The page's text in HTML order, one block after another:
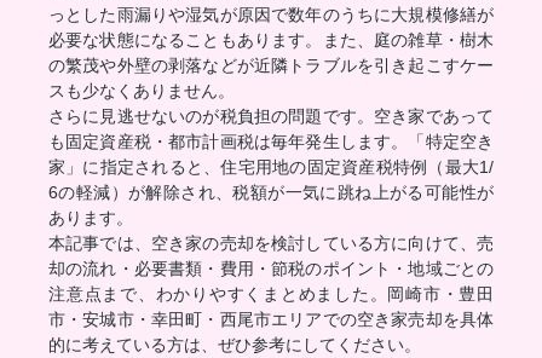
っとした雨漏りや湿気が原因で数年のうちに大規模修繕が
必要な状態になることもあります。また、庭の雑草・樹木
の繁茂や外壁の剥落などが近隣トラブルを引き起こすケー
スも少なくありません。
さらに見逃せないのが税負担の問題です。空き家であって
も固定資産税・都市計画税は毎年発生します。「特定空き
家」に指定されると、住宅用地の固定資産税特例（最大1/
6の軽減）が解除され、税額が一気に跳ね上がる可能性が
あります。
本記事では、空き家の売却を検討している方に向けて、売
却の流れ・必要書類・費用・節税のポイント・地域ごとの
注意点まで、わかりやすくまとめました。岡崎市・豊田
市・安城市・幸田町・西尾市エリアでの空き家売却を具体
的に考えている方は、ぜひ参考にしてください。